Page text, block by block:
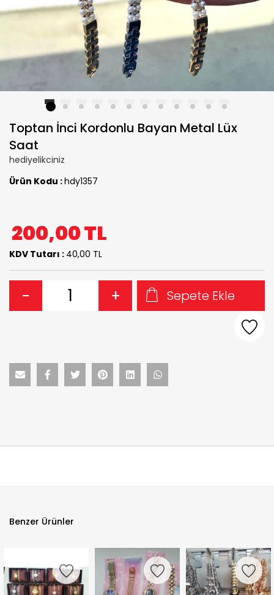
2 3 4 5 6 7 8 9 10 11 12
Toptan İnci Kordonlu Bayan Metal Lüx
Saat
hediyelikciniz
Ürün Kodu :hdy1357
200,00TL
KDV Tutarı : 40,00 TL
- + Sepete Ekle
Benzer Ürünler